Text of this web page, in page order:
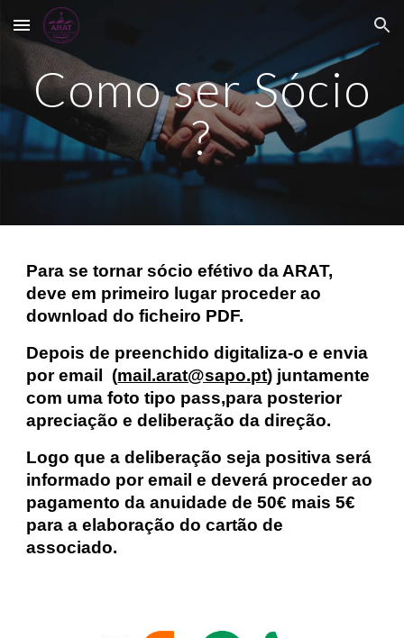
Skip to main content Skip to navigation
Como ser Sócio
?
Para se tornar sócio efétivo da ARAT,
deve em primeiro lugar proceder ao
download do ficheiro PDF.
Depois de preenchido digitaliza-o e envia
por email (mail.arat@sapo.pt) juntamente
com uma foto tipo pass,para posterior
apreciação e deliberação da direção.
Logo que a deliberação seja positiva será
informado por email e deverá proceder ao
pagamento da anuidade de 50€ mais 5€
para a elaboração do cartão de
associado.